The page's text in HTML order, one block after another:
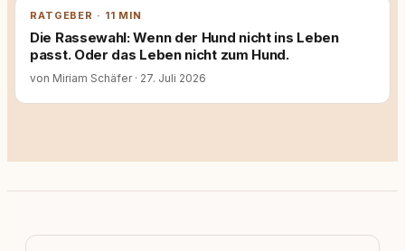
RATGEBER · 11 MIN
Die Rassewahl: Wenn der Hund nicht ins Leben
passt. Oder das Leben nicht zum Hund.
von Miriam Schäfer · 27. Juli 2026